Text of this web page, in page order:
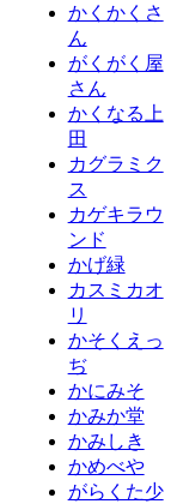
かくかくさ
ん
がくがく屋
さん
かくなる上
田
カグラミク
ス
カゲキラウ
ンド
かげ緑
カスミカオ
リ
かそくえっ
ぢ
かにみそ
かみか堂
かみしき
かめべや
がらくた少